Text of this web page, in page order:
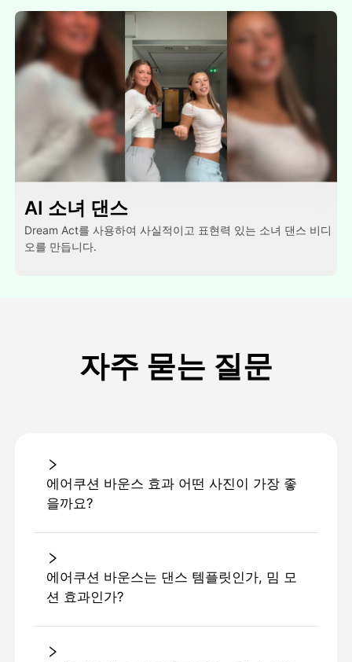
AI 소녀 댄스
Dream Act를 사용하여 사실적이고 표현력 있는 소녀 댄스 비디
오를 만듭니다.
자주 묻는 질문
에어쿠션 바운스 효과 어떤 사진이 가장 좋
을까요?
에어쿠션 바운스는 댄스 템플릿인가, 밈 모
션 효과인가?